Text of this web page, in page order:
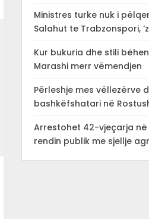
Ministres turke nuk i
Salahut te Trabzonspori,
Kur bukuria dhe stili
Marashi merr vëmendjen
Përleshje mes vëllezërve
bashkëfshatari në
Arrestohet 42-vjeçarja në
rendin publik me sjellje